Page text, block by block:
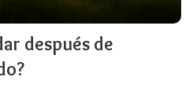
después de